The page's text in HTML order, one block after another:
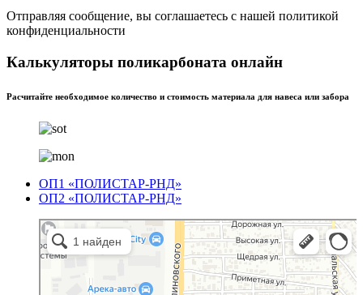
Отправляя сообщение, вы соглашаетесь с нашей политикой
конфиденциальности
Калькуляторы поликарбоната онлайн
Расчитайте необходимое количество и стоимость материала для навеса или забора
ОП1 «ПОЛИСТАР-РНД»
ОП2 «ПОЛИСТАР-РНД»
Полистар
Оргстекло, поликарбонат в Ростове‑на‑Дону
Светопрозрачные конструкции в Ростове‑на‑Дону